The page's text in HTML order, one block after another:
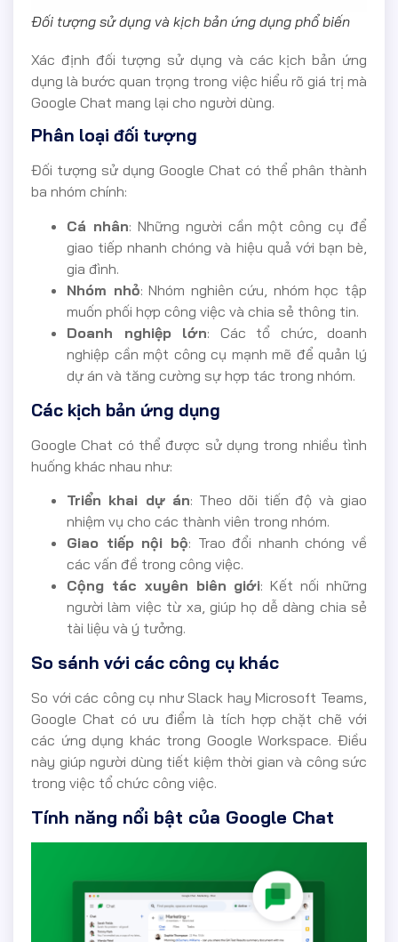
Đối tượng sử dụng và kịch bản ứng dụng phổ biến
Xác định đối tượng sử dụng và các kịch bản ứng
dụng là bước quan trọng trong việc hiểu rõ giá trị mà
Google Chat mang lại cho người dùng.
Phân loại đối tượng
Đối tượng sử dụng Google Chat có thể phân thành
ba nhóm chính:
Cá nhân: Những người cần một công cụ để
giao tiếp nhanh chóng và hiệu quả với bạn bè,
gia đình.
Nhóm nhỏ: Nhóm nghiên cứu, nhóm học tập
muốn phối hợp công việc và chia sẻ thông tin.
Doanh nghiệp lớn: Các tổ chức, doanh
nghiệp cần một công cụ mạnh mẽ để quản lý
dự án và tăng cường sự hợp tác trong nhóm.
Các kịch bản ứng dụng
Google Chat có thể được sử dụng trong nhiều tình
huống khác nhau như:
Triển khai dự án: Theo dõi tiến độ và giao
nhiệm vụ cho các thành viên trong nhóm.
Giao tiếp nội bộ: Trao đổi nhanh chóng về
các vấn đề trong công việc.
Cộng tác xuyên biên giới: Kết nối những
người làm việc từ xa, giúp họ dễ dàng chia sẻ
tài liệu và ý tưởng.
So sánh với các công cụ khác
So với các công cụ như Slack hay Microsoft Teams,
Google Chat có ưu điểm là tích hợp chặt chẽ với
các ứng dụng khác trong Google Workspace. Điều
này giúp người dùng tiết kiệm thời gian và công sức
trong việc tổ chức công việc.
Tính năng nổi bật của Google Chat